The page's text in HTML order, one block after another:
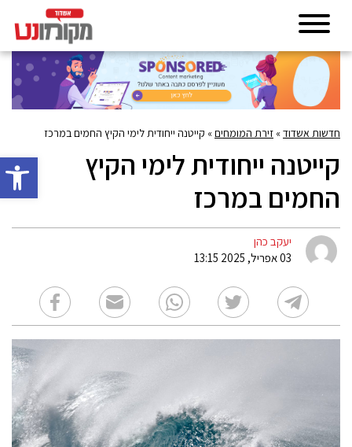
פתח
חדשות אשדוד» זירת המומחים» קייטנה ייחודית לימי הקיץ החמים במרכז
קייטנה ייחודית לימי הקיץ
החמים במרכז
יעקב כהן
03 אפריל, 2025 13:15